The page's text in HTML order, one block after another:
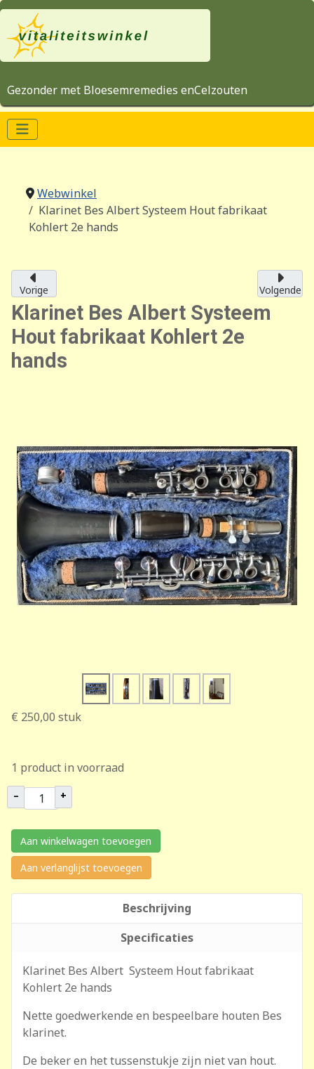
Gezonder met Bloesemremedies enCelzouten
Webwinkel
Klarinet Bes Albert Systeem Hout fabrikaat
Kohlert 2e hands
Vorige Volgende
Klarinet Bes Albert Systeem
Hout fabrikaat Kohlert 2e
hands
€ 250,00 stuk
1 product in voorraad
– +
Aan winkelwagen toevoegen
Aan verlanglijst toevoegen
Beschrijving
Specificaties
Klarinet Bes Albert Systeem Hout fabrikaat
Kohlert 2e hands
Nette goedwerkende en bespeelbare houten Bes
klarinet.
De beker en het tussenstukje zijn niet van hout.